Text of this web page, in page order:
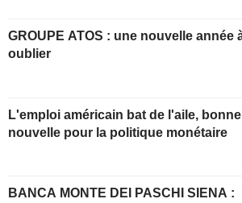
GROUPE ATOS : une nouvelle année à
oublier
L'emploi américain bat de l'aile, bonne
nouvelle pour la politique monétaire
BANCA MONTE DEI PASCHI SIENA :